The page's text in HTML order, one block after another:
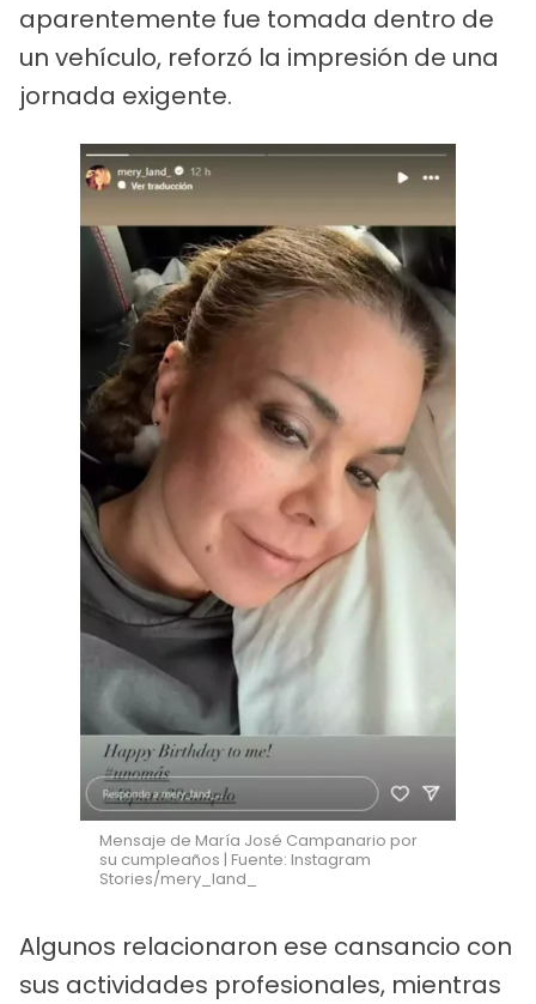
aparentemente fue tomada dentro de
un vehículo, reforzó la impresión de una
jornada exigente.
Mensaje de María José Campanario por
su cumpleaños | Fuente: Instagram
Stories/mery_land_
Algunos relacionaron ese cansancio con
sus actividades profesionales, mientras